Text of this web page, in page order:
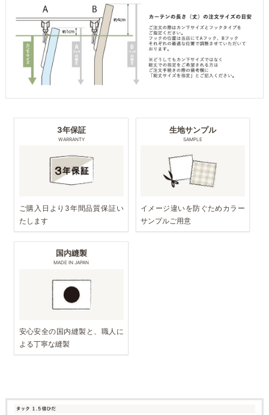
3年保証
WARRANTY
ご購入日より3年間品質保証い
たします
生地サンプル
SAMPLE
イメージ違いを防ぐためカラー
サンプルご用意
国内縫製
MADE IN JAPAN
安心安全の国内縫製と、職人に
よる丁寧な縫製